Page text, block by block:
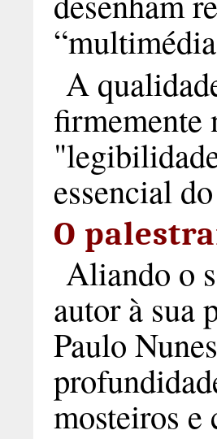
A
firmemente
essencial
O
Aliando o
autor à sua
Paulo
mosteiros e